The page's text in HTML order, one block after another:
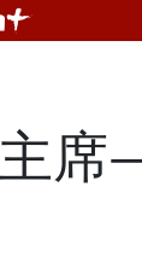
席